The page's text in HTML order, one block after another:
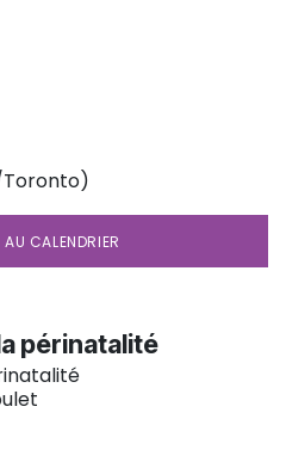
)
CALENDRIER
périnatalité